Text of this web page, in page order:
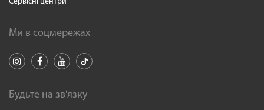
Ми в соцмережах
Будьте на зв'язку